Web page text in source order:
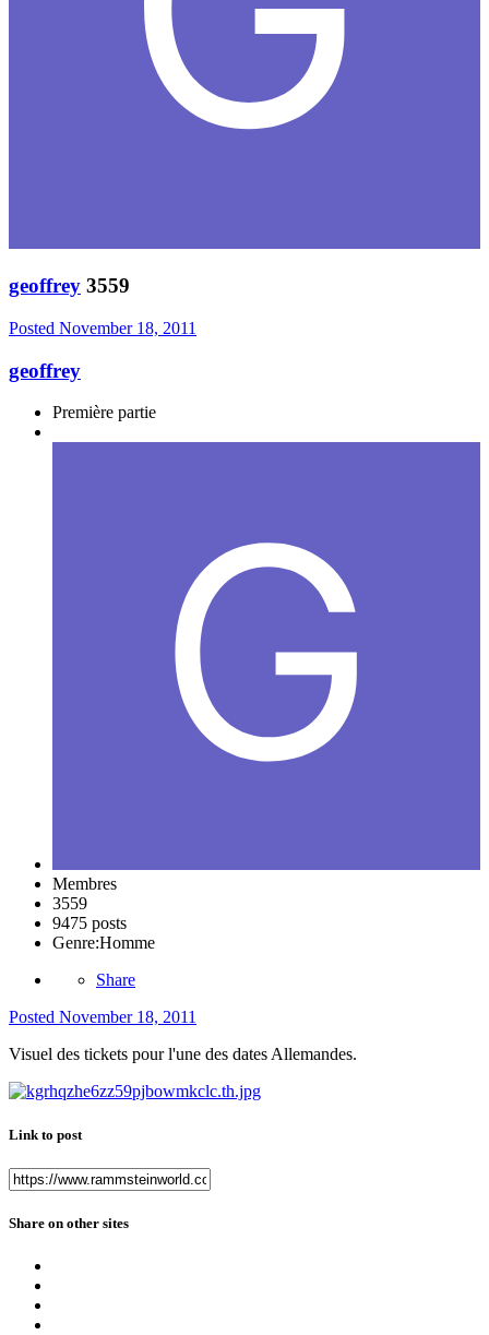
geoffrey 3559
Posted November 18, 2011
geoffrey
Première partie
Membres
3559
9475 posts
Genre:Homme
Share
Posted November 18, 2011
Visuel des tickets pour l'une des dates Allemandes.
Link to post
Share on other sites